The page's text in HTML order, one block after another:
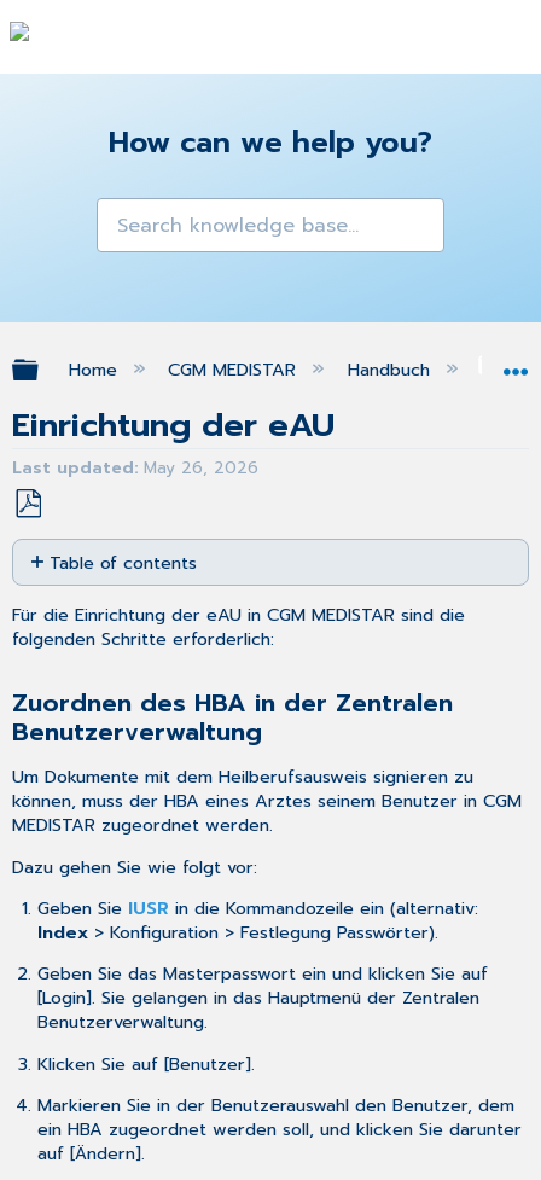
How can we help you?
Expand/collapse global hierarchy
Home CGM MEDISTAR Handbuch
Einrichtung der eAU
Last updated May 26, 2026
Save
as
PDF
Table of contents
des
HBA
der
Zentralen
Benutzerverwaltung
Signatureinstellung
Einzel-
und
Komfortsignatur
Erläuterung
Signaturverfahren
Einzelsignatur
Komfortsignatur
Ausnahmefall
SMC-
B
Anpassung
des
Stempels
Für die Einrichtung der eAU in CGM MEDISTAR sind die
folgenden Schritte erforderlich:
Zuordnen des HBA in der Zentralen
Benutzerverwaltung
Um Dokumente mit dem Heilberufsausweis signieren zu
können, muss der HBA eines Arztes seinem Benutzer in CGM
MEDISTAR zugeordnet werden.
Dazu gehen Sie wie folgt vor:
Geben Sie IUSR in die Kommandozeile ein (alternativ:
Index> Konfiguration > Festlegung Passwörter).
Geben Sie das Masterpasswort ein und klicken Sie auf
[Login]. Sie gelangen in das Hauptmenü der Zentralen
Benutzerverwaltung.
Klicken Sie auf [Benutzer].
Markieren Sie in der Benutzerauswahl den Benutzer, dem
ein HBA zugeordnet werden soll, und klicken Sie darunter
auf [Ändern].